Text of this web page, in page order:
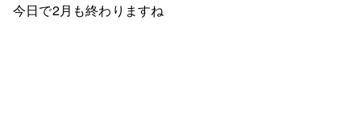
今日で2月も終わりますね